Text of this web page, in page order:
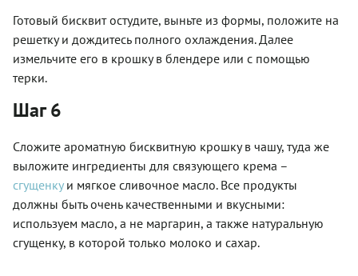
Готовый бисквит остудите, выньте из формы, положите на
решетку и дождитесь полного охлаждения. Далее
измельчите его в крошку в блендере или с помощью
терки.
Шаг 6
Сложите ароматную бисквитную крошку в чашу, туда же
выложите ингредиенты для связующего крема –
сгущенкуи мягкое сливочное масло. Все продукты
должны быть очень качественными и вкусными:
используем масло, а не маргарин, а также натуральную
сгущенку, в которой только молоко и сахар.